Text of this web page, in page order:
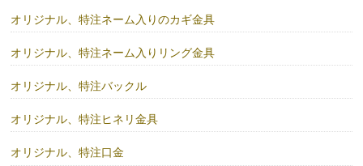
オリジナル、特注ネーム入りのカギ金具
オリジナル、特注ネーム入りリング金具
オリジナル、特注バックル
オリジナル、特注ヒネリ金具
オリジナル、特注口金